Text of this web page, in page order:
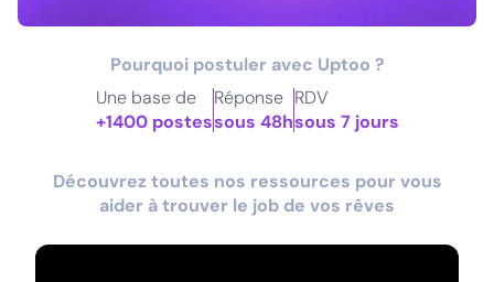
Pourquoi postuler avec Uptoo ?
Une base de
+1400 postes
Réponse
sous 48h
RDV
sous 7 jours
Découvrez toutes nos ressources pour vous
aider à trouver le job de vos rêves